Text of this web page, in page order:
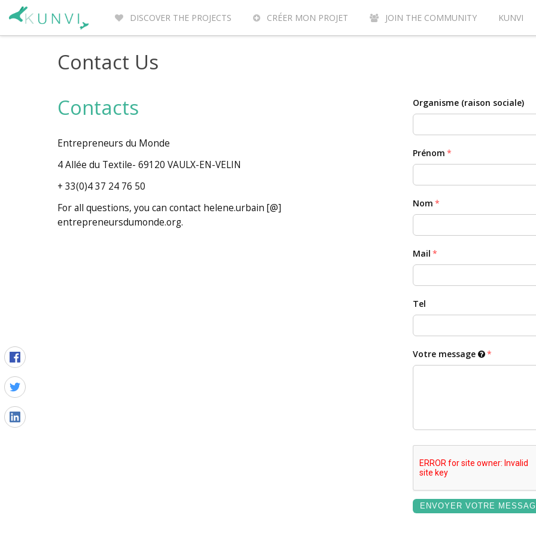
DISCOVER THE PROJECTS CRÉER MON PROJET JOIN THE COMMUNITY KUNVI
ENTREPRENEURS DU MONDE
Contact Us
Contacts
Entrepreneurs du Monde
4 Allée du Textile- 69120 VAULX-EN-VELIN
+ 33(0)4 37 24 76 50
For all questions, you can contact helene.urbain [@]
entrepreneursdumonde.org.
Organisme (raison sociale)
Prénom
Nom
Mail
Tel
Votre message